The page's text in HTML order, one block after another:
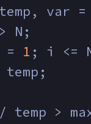
var =
N;
1 ; i <=
temp;
temp >